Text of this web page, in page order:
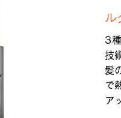
ル
3
技
髪
で
ア